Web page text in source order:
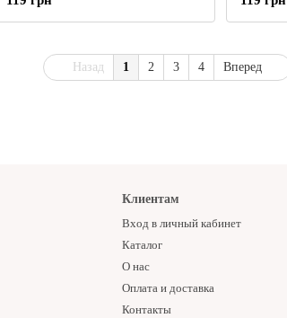
Назад 1 2 3 4 Вперед
Клиентам
Вход в личный кабинет
Каталог
О нас
Оплата и доставка
Контакты